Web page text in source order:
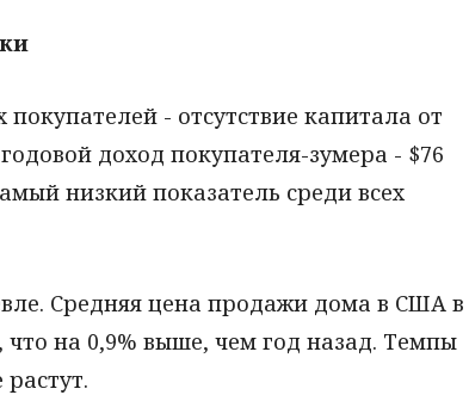
- отсутствие капитала от
доход покупателя-зумера - $76
низкий показатель среди всех
Средняя цена продажи дома в США в
что на 0,9% выше, чем год назад. Темпы